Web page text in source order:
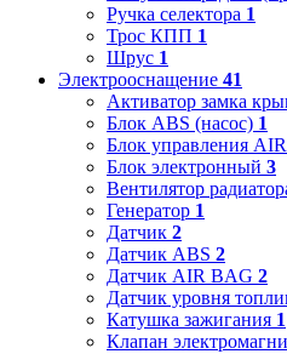
Ручка селектора 1
Трос КПП 1
Шрус 1
Электрооснащение 41
Активатор замка
Блок ABS (насос) 1
Блок управления
Блок электронный 3
Вентилятор
Генератор 1
Датчик 2
Датчик ABS 2
Датчик AIR BAG 2
Датчик уровня
Катушка зажигания 1
Клапан